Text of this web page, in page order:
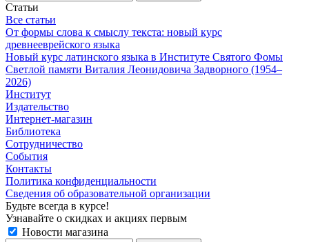
Статьи
Все статьи
От формы слова к смыслу текста: новый курс
древнееврейского языка
Новый курс латинского языка в Институте Святого Фомы
Светлой памяти Виталия Леонидовича Задворного (1954–
2026)
Институт
Издательство
Интернет-магазин
Библиотека
Сотрудничество
События
Контакты
Политика конфиденциальности
Сведения об образовательной организации
Будьте всегда в курсе!
Узнавайте о скидках и акциях первым
Новости магазина